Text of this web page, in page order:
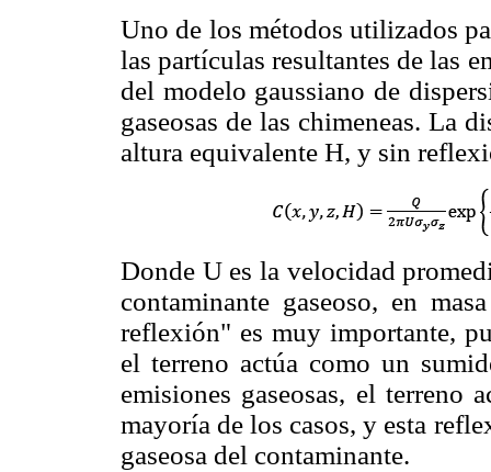
Uno de los métodos utilizados
las partículas resultantes de las
del modelo gaussiano de
gaseosas de las chimeneas. La
altura equivalente H, y sin
Donde U es la velocidad
contaminante gaseoso, en
reflexión" es muy importante,
el terreno actúa como un
emisiones gaseosas, el terreno
mayoría de los casos, y esta
gaseosa del contaminante.